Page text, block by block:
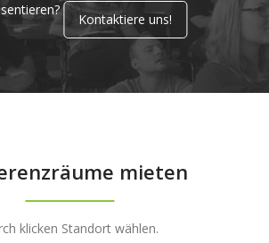
Kontaktiere uns!
mieten
klicken Standort wählen.